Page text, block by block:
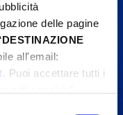
delle pagine
DESTINAZIONE
all'email:
. Puoi accettare tutti i